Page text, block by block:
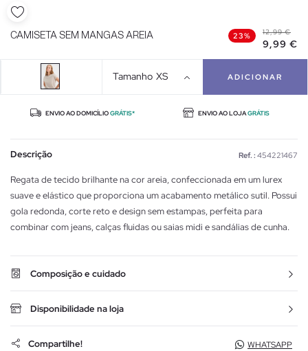
CAMISETA SEM MANGAS AREIA 23% 12,99 €
9,99 €
Tamanho XS ADICIONAR
ENVIO AO DOMICÍLIOGRÁTIS* ENVIO AO LOJAGRÁTIS
Descrição Ref. : 454221467
Regata de tecido brilhante na cor areia, confeccionada em um lurex
suave e elástico que proporciona um acabamento metálico sutil. Possui
gola redonda, corte reto e design sem estampas, perfeita para
combinar com jeans, calças fluidas ou saias midi e sandálias de cunha.
Composição e cuidado
Disponibilidade na loja
Compartilhe! WHATSAPP